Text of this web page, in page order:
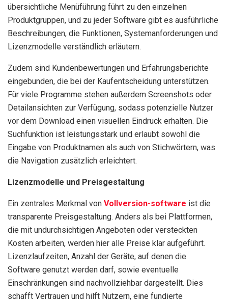
übersichtliche Menüführung führt zu den einzelnen
Produktgruppen, und zu jeder Software gibt es ausführliche
Beschreibungen, die Funktionen, Systemanforderungen und
Lizenzmodelle verständlich erläutern.
Zudem sind Kundenbewertungen und Erfahrungsberichte
eingebunden, die bei der Kaufentscheidung unterstützen.
Für viele Programme stehen außerdem Screenshots oder
Detailansichten zur Verfügung, sodass potenzielle Nutzer
vor dem Download einen visuellen Eindruck erhalten. Die
Suchfunktion ist leistungsstark und erlaubt sowohl die
Eingabe von Produktnamen als auch von Stichwörtern, was
die Navigation zusätzlich erleichtert.
Lizenzmodelle und Preisgestaltung
Ein zentrales Merkmal von Vollversion-software ist die
transparente Preisgestaltung. Anders als bei Plattformen,
die mit undurchsichtigen Angeboten oder versteckten
Kosten arbeiten, werden hier alle Preise klar aufgeführt.
Lizenzlaufzeiten, Anzahl der Geräte, auf denen die
Software genutzt werden darf, sowie eventuelle
Einschränkungen sind nachvollziehbar dargestellt. Dies
schafft Vertrauen und hilft Nutzern, eine fundierte